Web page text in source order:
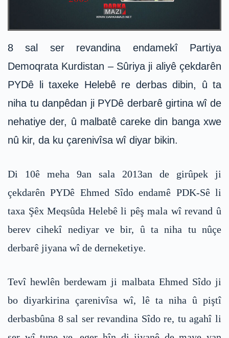
8 sal ser revandina endamekî Partiya
Demoqrata Kurdistan – Sûriya ji aliyê çekdarên
PYDê li taxeke Helebê re derbas dibin, û ta
niha tu danpêdan ji PYDê derbarê girtina wî de
nehatiye der, û malbatê careke din banga xwe
nû kir, da ku çarenivîsa wî diyar bikin.
Di 10ê meha 9an sala 2013an de girûpek ji
çekdarên PYDê Ehmed Sîdo endamê PDK-Sê li
taxa Şêx Meqsûda Helebê li pêş mala wî revand û
berev cihekî nediyar ve bir, û ta niha tu nûçe
derbarê jiyana wî de derneketiye.
Tevî hewlên berdewam ji malbata Ehmed Sîdo ji
bo diyarkirina çarenivîsa wî, lê ta niha û piştî
derbasbûna 8 sal ser revandina Sîdo re, tu agahî li